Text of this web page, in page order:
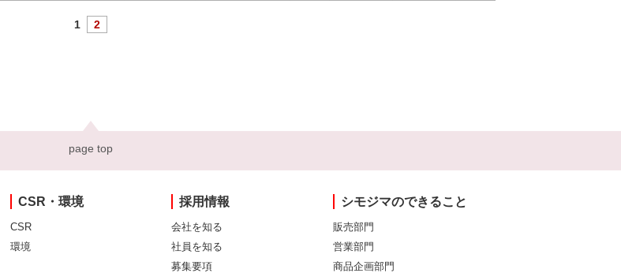
1 2
page top
CSR・環境
CSR
環境
採用情報
会社を知る
社員を知る
募集要項
シモジマのできること
販売部門
営業部門
商品企画部門